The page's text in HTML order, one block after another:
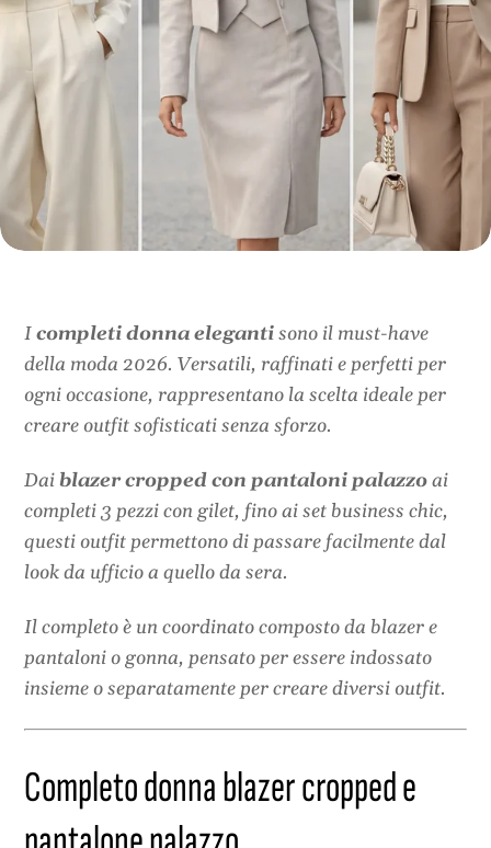
Icompleti donna elegantisono il must-have
della moda 2026. Versatili, raffinati e perfetti per
ogni occasione, rappresentano la scelta ideale per
creare outfit sofisticati senza sforzo.
Daiblazer cropped con pantaloni palazzoai
completi 3 pezzi con gilet, fino ai set business chic,
questi outfit permettono di passare facilmente dal
look da ufficio a quello da sera.
Il completo è un coordinato composto da blazer e
pantaloni o gonna, pensato per essere indossato
insieme o separatamente per creare diversi outfit.
Completo donna blazer cropped e